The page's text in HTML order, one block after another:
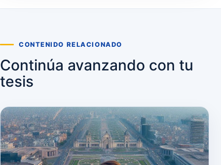
CONTENIDO RELACIONADO
Continúa avanzando con tu
tesis